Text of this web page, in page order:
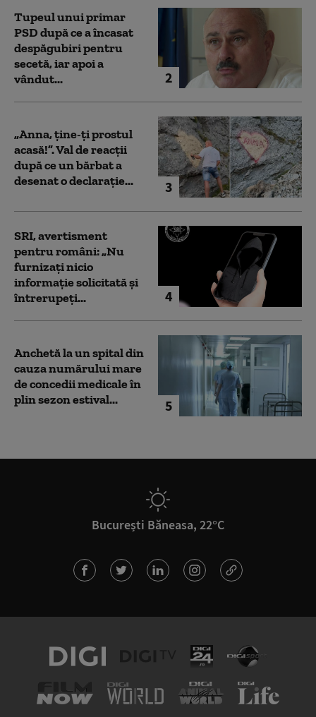
2
Tupeul unui primar
PSD după ce a încasat
despăgubiri pentru
secetă, iar apoi a
vândut...
3
„Anna, ţine-ţi prostul
acasă!”. Val de reacții
după ce un bărbat a
desenat o declarație...
4
SRI, avertisment
pentru români: „Nu
furnizați nicio
informație solicitată și
întrerupeți...
5
Anchetă la un spital din
cauza numărului mare
de concedii medicale în
plin sezon estival...
București Băneasa, 22°C